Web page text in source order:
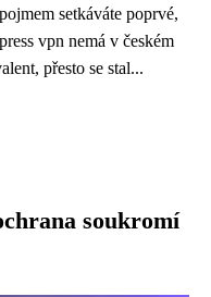
setkáváte poprvé,
vpn nemá v českém
přesto se stal...
soukromí